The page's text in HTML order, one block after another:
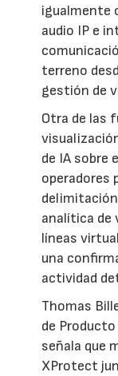
igualmente
audio IP e
terreno
gestión de
Otra de las
de IA sobre
operadores
analítica de
líneas
una
actividad
Thomas
de
señala que
XProtect